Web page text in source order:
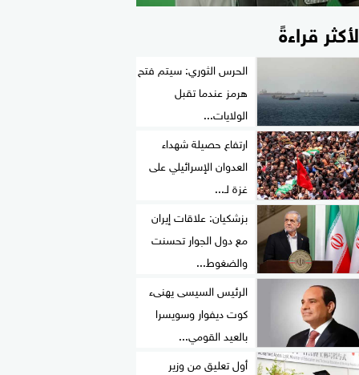
قراءةً
الحرس الثوري: سيتم فتح
هرمز عندما تقبل
الولايات...
ارتفاع حصيلة شهداء
العدوان الإسرائيلي على
غزة لـ...
بزشكيان: علاقات إيران
مع دول الجوار تحسنت
والضغوط...
الرئيس السيسى يهنىء
كوت ديفوار وسويسرا
بالعيد القومي...
أول تعليق من وزير